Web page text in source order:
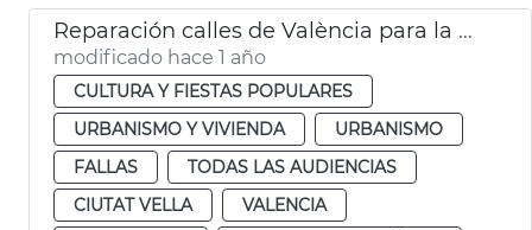
Reparación calles de València para la Ofrenda de Fallas
modificado hace 1 año
CULTURA Y FIESTAS POPULARES
URBANISMO Y VIVIENDA
URBANISMO
FALLAS
TODAS LAS AUDIENCIAS
CIUTAT VELLA
VALENCIA